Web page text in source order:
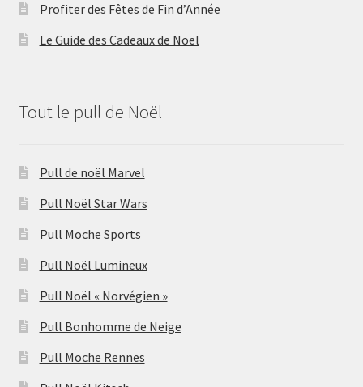
Profiter des Fêtes de Fin d’Année
Le Guide des Cadeaux de Noël
Tout le pull de Noël
Pull de noël Marvel
Pull Noël Star Wars
Pull Moche Sports
Pull Noël Lumineux
Pull Noël « Norvégien »
Pull Bonhomme de Neige
Pull Moche Rennes